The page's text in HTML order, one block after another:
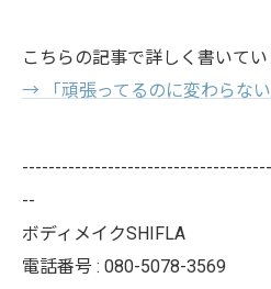
こちらの記事で詳しく書いてい
→ 「頑張ってるのに変わらない
--
ボディメイクSHIFLA
電話番号 : 080-5078-3569